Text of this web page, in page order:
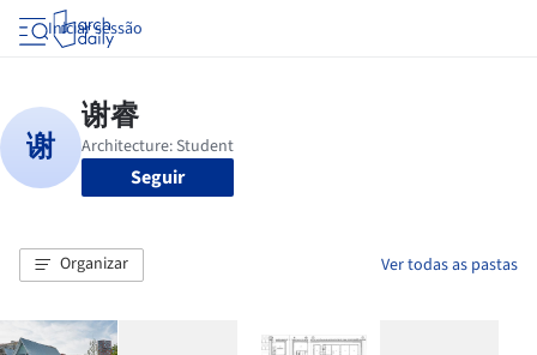
Iniciar sessão
Seguir
Organizar Ver todas as pastas